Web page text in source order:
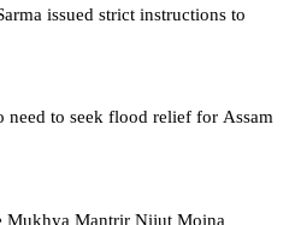
issued strict instructions to
to seek flood relief for Assam